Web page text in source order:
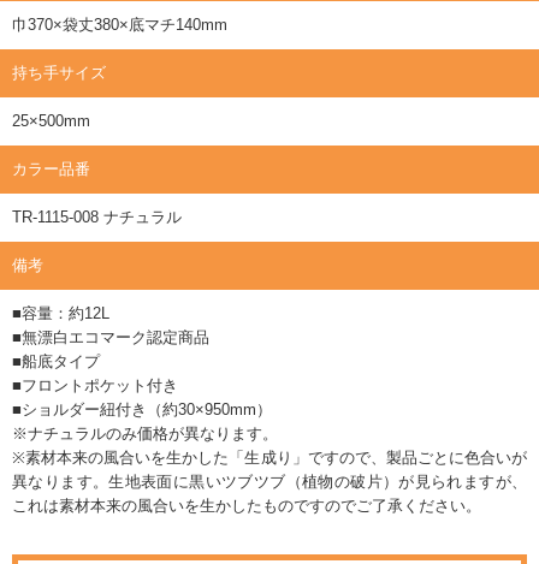
巾370×袋丈380×底マチ140mm
持ち手サイズ
25×500mm
カラー品番
TR-1115-008 ナチュラル
備考
■容量：約12L
■無漂白エコマーク認定商品
■船底タイプ
■フロントポケット付き
■ショルダー紐付き（約30×950mm）
※ナチュラルのみ価格が異なります。
※素材本来の風合いを生かした「生成り」ですので、製品ごとに色合いが
異なります。生地表面に黒いツブツブ（植物の破片）が見られますが、
これは素材本来の風合いを生かしたものですのでご了承ください。